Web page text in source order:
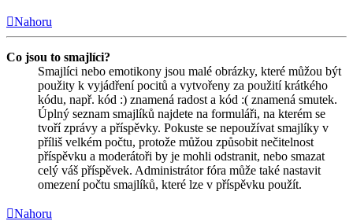
Nahoru
Co jsou to smajlíci?
Smajlíci nebo emotikony jsou malé obrázky, které můžou být
použity k vyjádření pocitů a vytvořeny za použití krátkého
kódu, např. kód :) znamená radost a kód :( znamená smutek.
Úplný seznam smajlíků najdete na formuláři, na kterém se
tvoří zprávy a příspěvky. Pokuste se nepoužívat smajlíky v
příliš velkém počtu, protože můžou způsobit nečitelnost
příspěvku a moderátoři by je mohli odstranit, nebo smazat
celý váš příspěvek. Administrátor fóra může také nastavit
omezení počtu smajlíků, které lze v příspěvku použít.
Nahoru